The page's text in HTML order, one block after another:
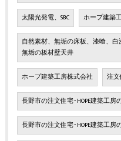
太陽光発電、SBC ホープ建築
自然素材、無垢の床板、漆喰、白
無垢の板材壁天井
ホープ建築工房株式会社 注
長野市の注文住宅･HOPE建築工房
長野市の注文住宅･HOPE建築工房